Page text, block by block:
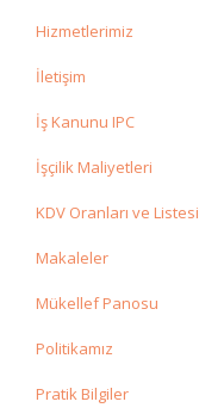
Hizmetlerimiz
İletişim
İş Kanunu IPC
İşçilik Maliyetleri
KDV Oranları ve Listesi
Makaleler
Mükellef Panosu
Politikamız
Pratik Bilgiler